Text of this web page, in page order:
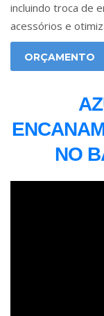
incluindo troca de
acessórios e
ORÇAMENTO
NO